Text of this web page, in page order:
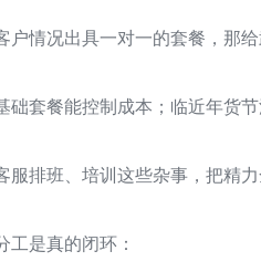
户情况出具一对一的套餐，那
础套餐能控制成本；临近年货
服排班、培训这些杂事，把精
工是真的闭环：